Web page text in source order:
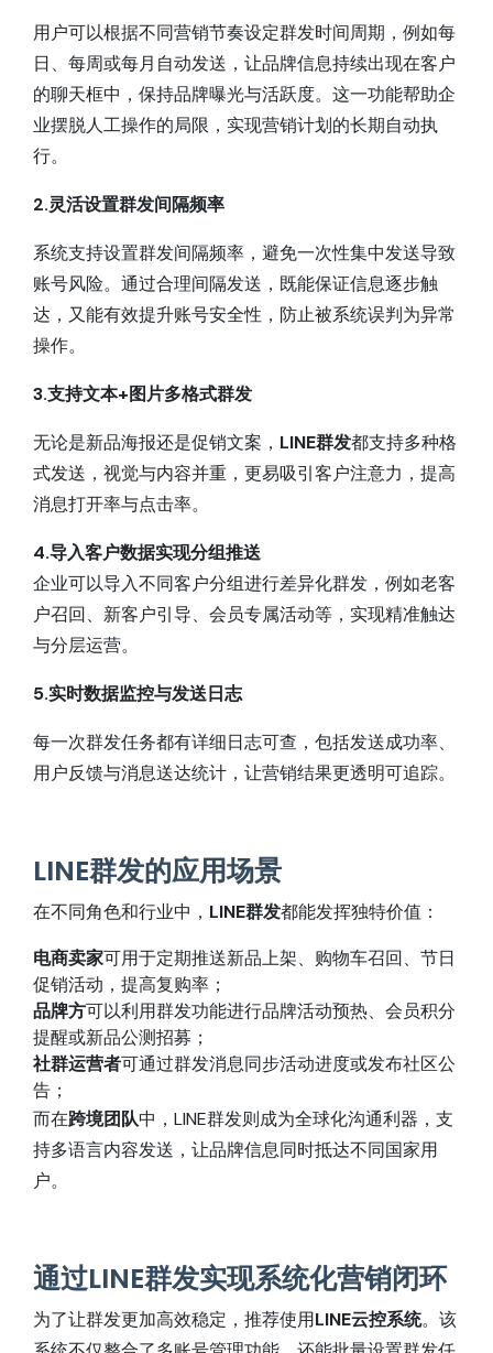
用户可以根据不同营销节奏设定群发时间周期，例如每
日、每周或每月自动发送，让品牌信息持续出现在客户
的聊天框中，保持品牌曝光与活跃度。这一功能帮助企
业摆脱人工操作的局限，实现营销计划的长期自动执
行。
2.灵活设置群发间隔频率
系统支持设置群发间隔频率，避免一次性集中发送导致
账号风险。通过合理间隔发送，既能保证信息逐步触
达，又能有效提升账号安全性，防止被系统误判为异常
操作。
3.支持文本+图片多格式群发
无论是新品海报还是促销文案， LINE群发都支持多种格
式发送，视觉与内容并重，更易吸引客户注意力，提高
消息打开率与点击率。
4.导入客户数据实现分组推送
企业可以导入不同客户分组进行差异化群发，例如老客
户召回、新客户引导、会员专属活动等，实现精准触达
与分层运营。
5.实时数据监控与发送日志
每一次群发任务都有详细日志可查，包括发送成功率、
用户反馈与消息送达统计，让营销结果更透明可追踪。
LINE群发的应用场景
在不同角色和行业中， LINE群发都能发挥独特价值：
电商卖家可用于定期推送新品上架、购物车召回、节日
促销活动，提高复购率；
品牌方可以利用群发功能进行品牌活动预热、会员积分
提醒或新品公测招募；
社群运营者可通过群发消息同步活动进度或发布社区公
告；
而在跨境团队中，LINE群发则成为全球化沟通利器，支
持多语言内容发送，让品牌信息同时抵达不同国家用
户。
通过LINE群发实现系统化营销闭环
为了让群发更加高效稳定，推荐使用LINE云控系统。该